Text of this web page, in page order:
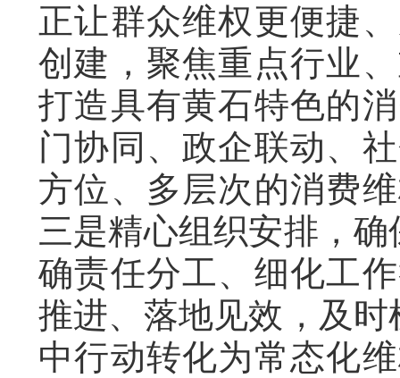
正让群众维权更便捷
创建，聚焦重点行业
打造具有黄石特色的
门协同、政企联动、
方位、多层次的消费
三是精心组织安排，确
确责任分工、细化工
推进、落地见效，及时
中行动转化为常态化